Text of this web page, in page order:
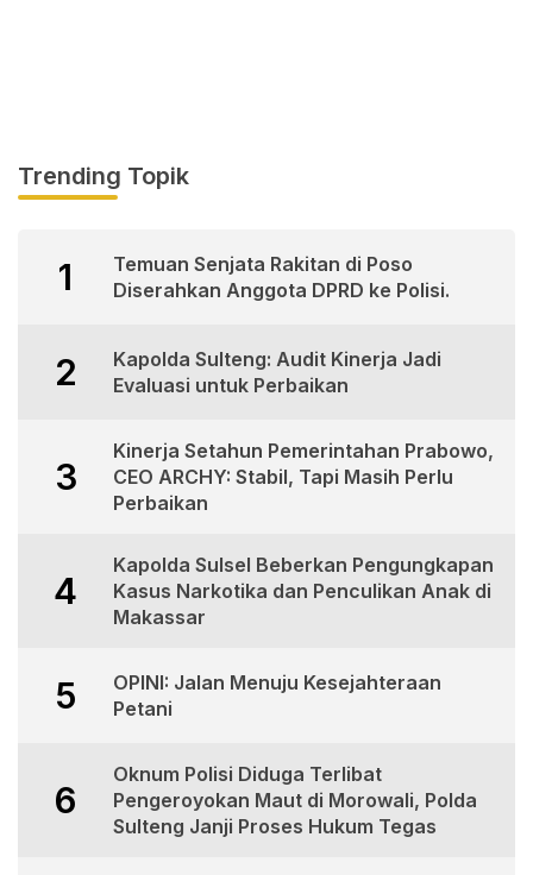
Trending Topik
1
Temuan Senjata Rakitan di Poso
Diserahkan Anggota DPRD ke Polisi.
2
Kapolda Sulteng: Audit Kinerja Jadi
Evaluasi untuk Perbaikan
3
Kinerja Setahun Pemerintahan Prabowo,
CEO ARCHY: Stabil, Tapi Masih Perlu
Perbaikan
4
Kapolda Sulsel Beberkan Pengungkapan
Kasus Narkotika dan Penculikan Anak di
Makassar
5
OPINI: Jalan Menuju Kesejahteraan
Petani
6
Oknum Polisi Diduga Terlibat
Pengeroyokan Maut di Morowali, Polda
Sulteng Janji Proses Hukum Tegas